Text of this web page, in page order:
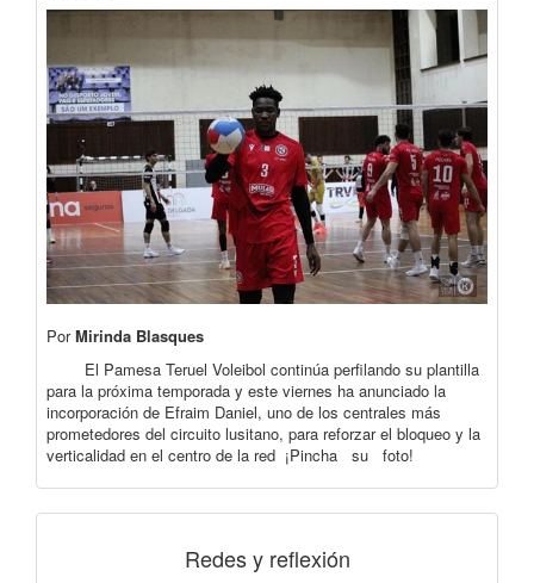
PorMirinda Blasques
El Pamesa Teruel Voleibol continúa perfilando su plantilla
para la próxima temporada y este viernes ha anunciado la
incorporación de Efraim Daniel, uno de los centrales más
prometedores del circuito lusitano, para reforzar el bloqueo y la
verticalidad en el centro de la red ¡Pincha su foto!
Redes y reflexión